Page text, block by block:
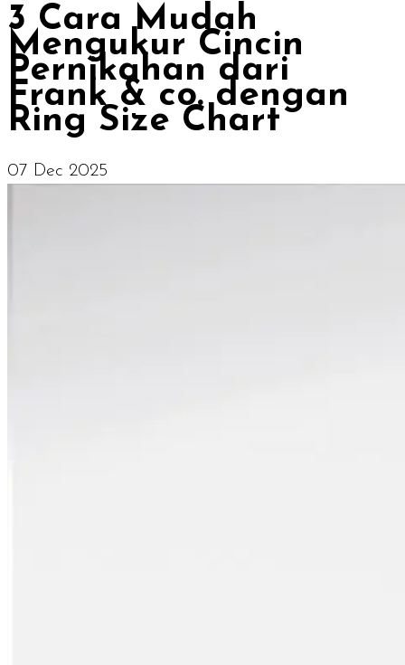
3 Cara Mudah
Mengukur Cincin
Pernikahan dari
Frank & co. dengan
Ring Size Chart
07 Dec 2025